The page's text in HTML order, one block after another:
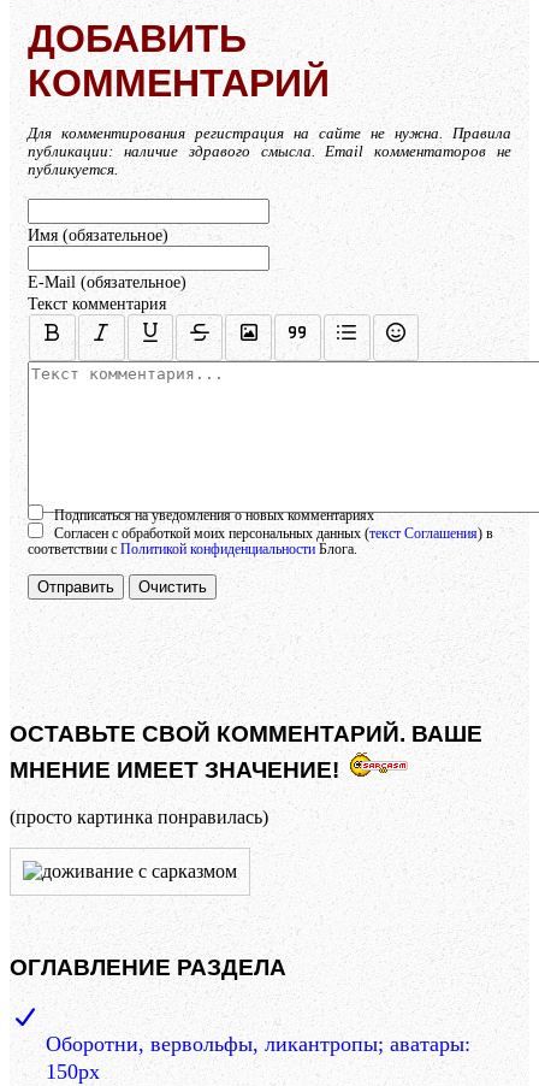
ДОБАВИТЬ
КОММЕНТАРИЙ
Для комментирования регистрация на сайте не нужна. Правила
публикации: наличие здравого смысла. Email комментаторов не
публикуется.
Имя (обязательное)
E-Mail (обязательное)
Текст комментария
Подписаться на уведомления о новых комментариях
Согласен с обработкой моих персональных данных (текст Соглашения) в
соответствии с Политикой конфиденциальности Блога.
Отправить Очистить
ОСТАВЬТЕ СВОЙ КОММЕНТАРИЙ. ВАШЕ
МНЕНИЕ ИМЕЕТ ЗНАЧЕНИЕ!
(просто картинка понравилась)
ОГЛАВЛЕНИЕ РАЗДЕЛА
Оборотни, вервольфы, ликантропы; аватары:
150px